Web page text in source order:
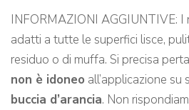
INFORMAZIONI AGGIUNTIVE: I
adatti a tutte le superfici lisce,
residuo o di muffa. Si precisa
non è idoneo all’applicazione su
buccia d’arancia. Non